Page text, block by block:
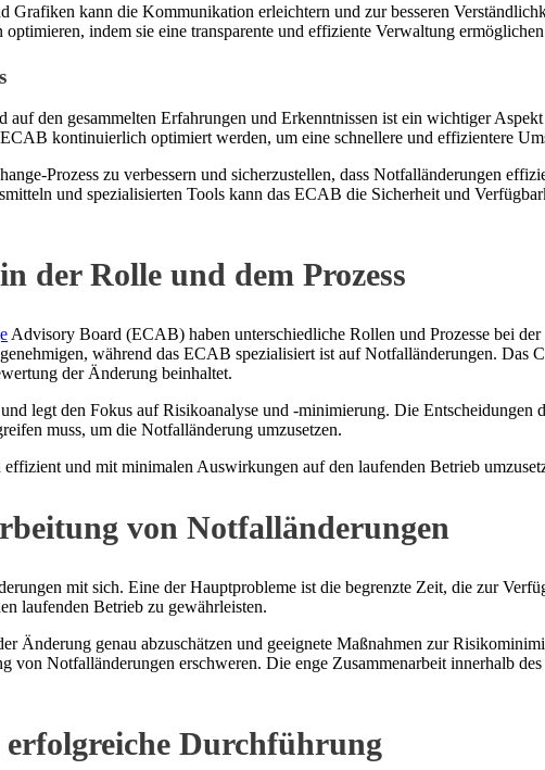
kann die Kommunikation erleichtern und zur besseren
indem sie eine transparente und effiziente Verwaltung
auf den gesammelten Erfahrungen und Erkenntnissen ist ein wichtiger
kontinuierlich optimiert werden, um eine schnellere und effizientere
Prozess zu verbessern und sicherzustellen, dass Notfalländerungen
und spezialisierten Tools kann das ECAB die Sicherheit und
der Rolle und dem Prozess
Advisory Board (ECAB) haben unterschiedliche Rollen und Prozesse bei
während das ECAB spezialisiert ist auf Notfalländerungen. Das
der Änderung beinhaltet.
legt den Fokus auf Risikoanalyse und -minimierung. Die
muss, um die Notfalländerung umzusetzen.
und mit minimalen Auswirkungen auf den laufenden Betrieb
von Notfalländerungen
mit sich. Eine der Hauptprobleme ist die begrenzte Zeit, die zur
laufenden Betrieb zu gewährleisten.
Änderung genau abzuschätzen und geeignete Maßnahmen zur
von Notfalländerungen erschweren. Die enge Zusammenarbeit innerhalb
Durchführung